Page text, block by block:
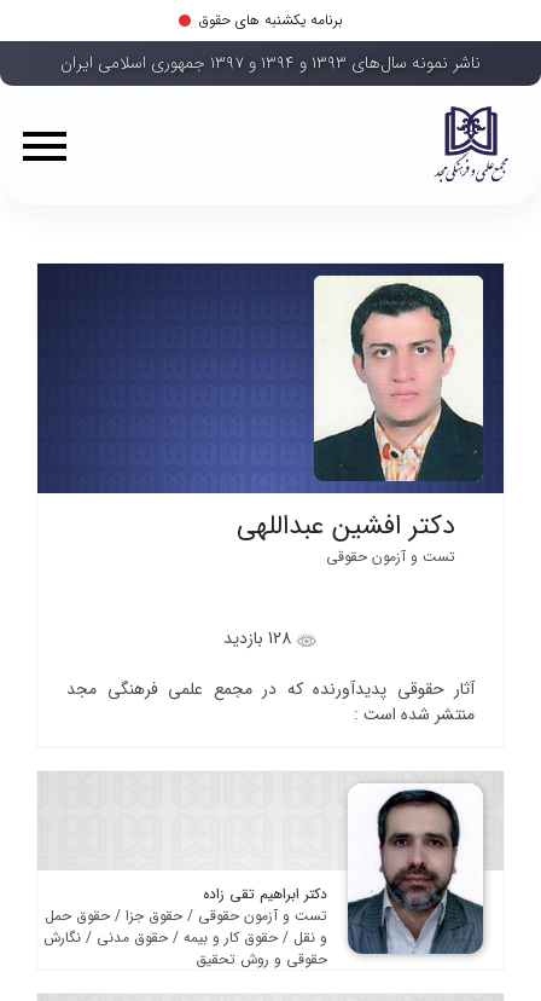
برنامه یکشنبه های حقوق
ناشر نمونه سال‌های ۱۳۹۳ و ۱۳۹۴ و ۱۳۹۷ جمهوری اسلامی ایران
دکتر افشین عبداللهی
تست و آزمون حقوقی
آثار حقوقی پدیدآورنده که در مجمع علمی فرهنگی مجد
منتشر شده است :
دکتر ابراهیم تقی زاده
تست و آزمون حقوقی / حقوق جزا / حقوق حمل
و نقل / حقوق کار و بیمه / حقوق مدنی / نگارش
حقوقی و روش تحقیق